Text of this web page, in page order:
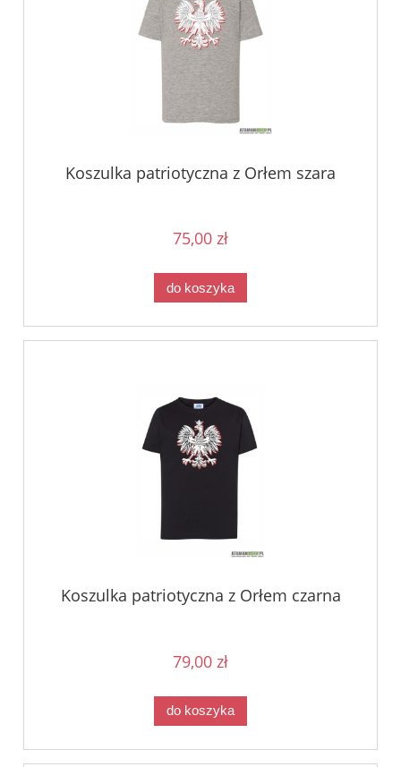
Koszulka patriotyczna z Orłem szara
75,00 zł
do koszyka
Koszulka patriotyczna z Orłem czarna
79,00 zł
do koszyka